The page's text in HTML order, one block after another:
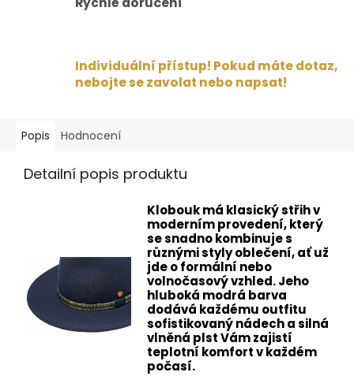
Individuální přístup! Pokud máte dotaz,
nebojte se zavolat nebo napsat!
Popis Hodnocení
Detailní popis produktu
Klobouk má klasický střih v
moderním provedení, který
se snadno kombinuje s
různými styly oblečení, ať už
jde o formální nebo
volnočasový vzhled. Jeho
hluboká modrá barva
dodává každému outfitu
sofistikovaný nádech a silná
vlněná plst Vám zajistí
teplotní komfort v každém
počasí.